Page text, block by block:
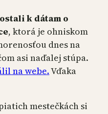
k dátam o
, ktorá je ohniskom
dnes na
asi naďalej stúpa.
na webe.Vďaka
mestečkách si